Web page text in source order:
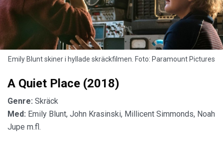
Emily Blunt skiner i hyllade skräckfilmen. Foto: Paramount Pictures
A Quiet Place (2018)
Genre: Skräck
Med: Emily Blunt, John Krasinski, Millicent Simmonds, Noah
Jupe m.fl.